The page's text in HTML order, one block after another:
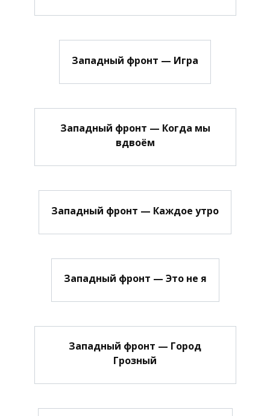
Западный фронт — Игра
Западный фронт — Когда мы
вдвоём
Западный фронт — Каждое утро
Западный фронт — Это не я
Западный фронт — Город
Грозный